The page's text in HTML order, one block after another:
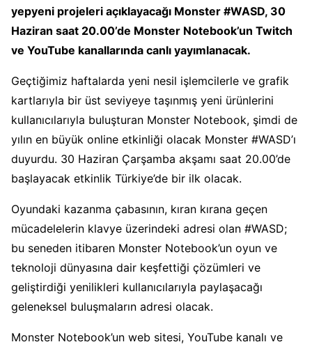
yepyeni projeleri açıklayacağı Monster #WASD, 30
Haziran saat 20.00’de Monster Notebook’un Twitch
ve YouTube kanallarında canlı yayımlanacak.
Geçtiğimiz haftalarda yeni nesil işlemcilerle ve grafik
kartlarıyla bir üst seviyeye taşınmış yeni ürünlerini
kullanıcılarıyla buluşturan Monster Notebook, şimdi de
yılın en büyük online etkinliği olacak Monster #WASD’ı
duyurdu. 30 Haziran Çarşamba akşamı saat 20.00’de
başlayacak etkinlik Türkiye’de bir ilk olacak.
Oyundaki kazanma çabasının, kıran kırana geçen
mücadelelerin klavye üzerindeki adresi olan #WASD;
bu seneden itibaren Monster Notebook’un oyun ve
teknoloji dünyasına dair keşfettiği çözümleri ve
geliştirdiği yenilikleri kullanıcılarıyla paylaşacağı
geleneksel buluşmaların adresi olacak.
Monster Notebook’un web sitesi, YouTube kanalı ve